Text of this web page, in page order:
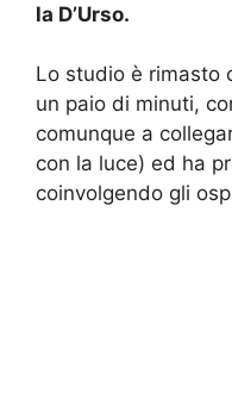
la D’Urso.
Lo studio è rimasto
un paio di minuti,
comunque a
con la luce) ed ha
coinvolgendo gli